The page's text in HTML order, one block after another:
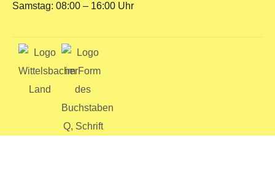
Samstag: 08:00 – 16:00 Uhr